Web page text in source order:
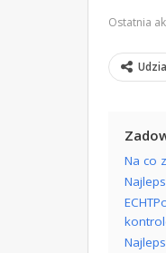
Ostatnia
Na co